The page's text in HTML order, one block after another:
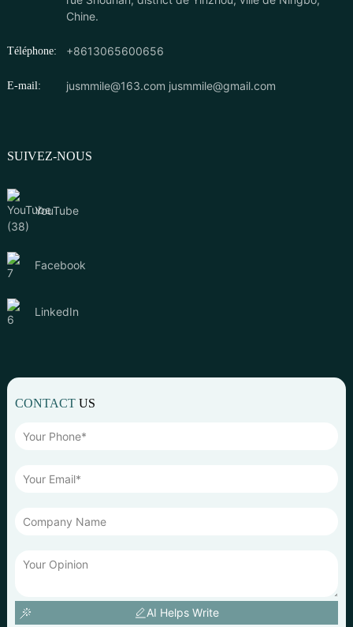
Chine.
Téléphone: +8613065600656
E-mail: jusmmile@163.com jusmmile@gmail.com
SUIVEZ-NOUS
YouTube
Facebook
LinkedIn
CONTACTUS
AI Helps Write